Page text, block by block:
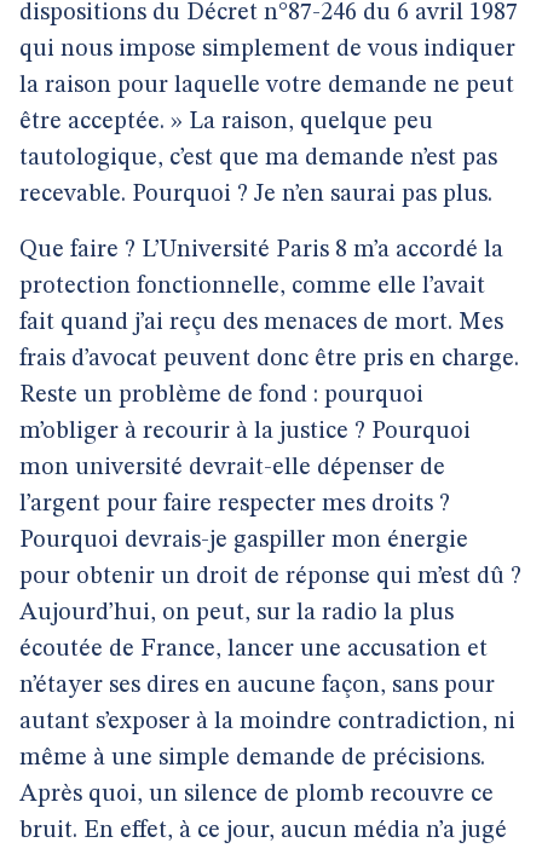
dispositions du Décret n°87-246 du 6 avril 1987
qui nous impose simplement de vous indiquer
la raison pour laquelle votre demande ne peut
être acceptée. » La raison, quelque peu
tautologique, c’est que ma demande n’est pas
recevable. Pourquoi ? Je n’en saurai pas plus.
Que faire ? L’Université Paris 8 m’a accordé la
protection fonctionnelle, comme elle l’avait
fait quand j’ai reçu des menaces de mort. Mes
frais d’avocat peuvent donc être pris en charge.
Reste un problème de fond : pourquoi
m’obliger à recourir à la justice ? Pourquoi
mon université devrait-elle dépenser de
l’argent pour faire respecter mes droits ?
Pourquoi devrais-je gaspiller mon énergie
pour obtenir un droit de réponse qui m’est dû ?
Aujourd’hui, on peut, sur la radio la plus
écoutée de France, lancer une accusation et
n’étayer ses dires en aucune façon, sans pour
autant s’exposer à la moindre contradiction, ni
même à une simple demande de précisions.
Après quoi, un silence de plomb recouvre ce
bruit. En effet, à ce jour, aucun média n’a jugé